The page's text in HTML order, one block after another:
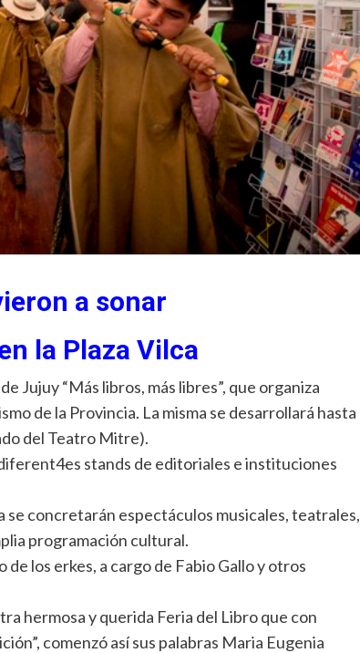
a sonar
la Plaza Vilca
Jujuy “Más libros, más libres”, que organiza
de la Provincia. La misma se desarrollará hasta
del Teatro Mitre).
stands de editoriales e instituciones
concretarán espectáculos musicales, teatrales,
programación cultural.
los erkes, a cargo de Fabio Gallo y otros
hermosa y querida Feria del Libro que con
comenzó así sus palabras Maria Eugenia